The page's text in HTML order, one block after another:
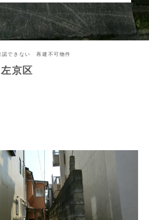
できない 再建不可物件
京区